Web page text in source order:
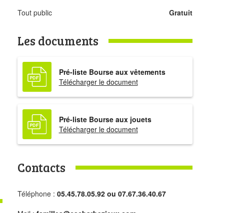
Tout public Gratuit
Les documents
Pré-liste Bourse aux vêtements
Télécharger le document
Pré-liste Bourse aux jouets
Télécharger le document
Contacts
Téléphone : 05.45.78.05.92 ou 07.67.36.40.67